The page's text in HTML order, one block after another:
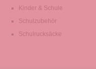
Kinder & Schule
Schulzubehör
Schulrucksäcke